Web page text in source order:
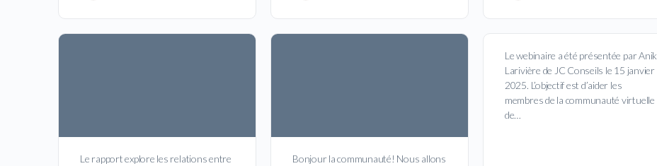
Le rapport explore les relations entre
Bonjour la communauté! Nous allons
Le webinaire a été présentée par Anik
Larivière de JC Conseils le 15 janvier
2025. L’objectif est d’aider les
membres de la communauté virtuelle
de…